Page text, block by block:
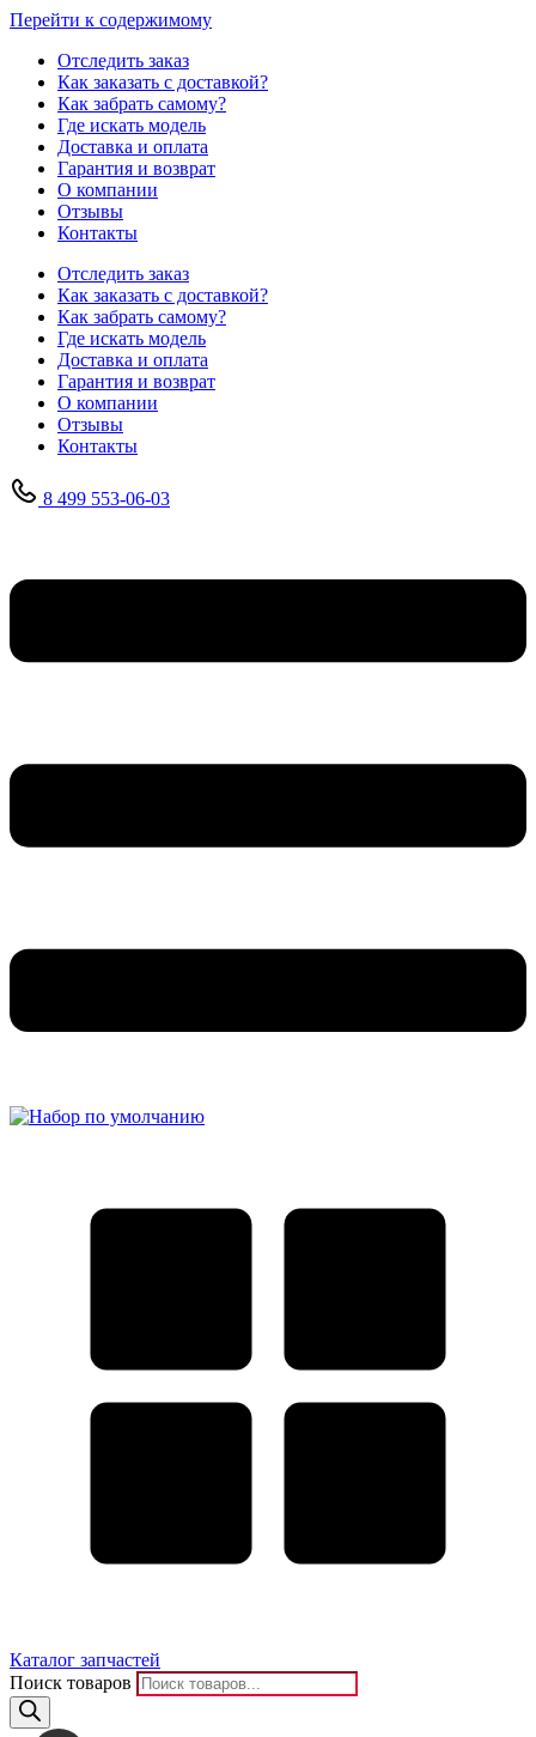
Перейти к содержимому
Отследить заказ
Как заказать с доставкой?
Как забрать самому?
Где искать модель
Доставка и оплата
Гарантия и возврат
О компании
Отзывы
Контакты
Отследить заказ
Как заказать с доставкой?
Как забрать самому?
Где искать модель
Доставка и оплата
Гарантия и возврат
О компании
Отзывы
Контакты
8 499 553-06-03
Каталог запчастей
Поиск товаров